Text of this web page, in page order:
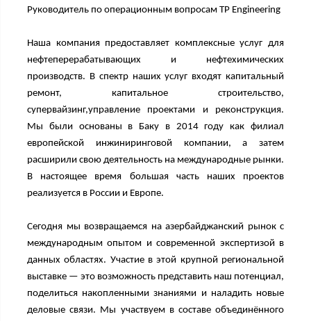
Руководитель по операционным вопросам TP Engineering
Наша компания предоставляет комплексные услуг для
нефтеперерабатывающих и нефтехимических
производств. В спектр наших услуг входят капитальный
ремонт, капитальное строительство,
супервайзинг,управление проектами и реконструкция.
Мы были основаны в Баку в 2014 году как филиал
европейской инжиниринговой компании, а затем
расширили свою деятельность на международные рынки.
В настоящее время большая часть наших проектов
реализуется в России и Европе.
Сегодня мы возвращаемся на азербайджанский рынок с
международным опытом и современной экспертизой в
данных областях. Участие в этой крупной региональной
выставке — это возможность представить наш потенциал,
поделиться накопленными знаниями и наладить новые
деловые связи. Мы участвуем в составе объединённого